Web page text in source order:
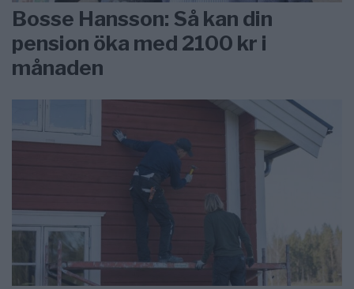
Bosse Hansson: Så kan din
pension öka med 2100 kr i
månaden